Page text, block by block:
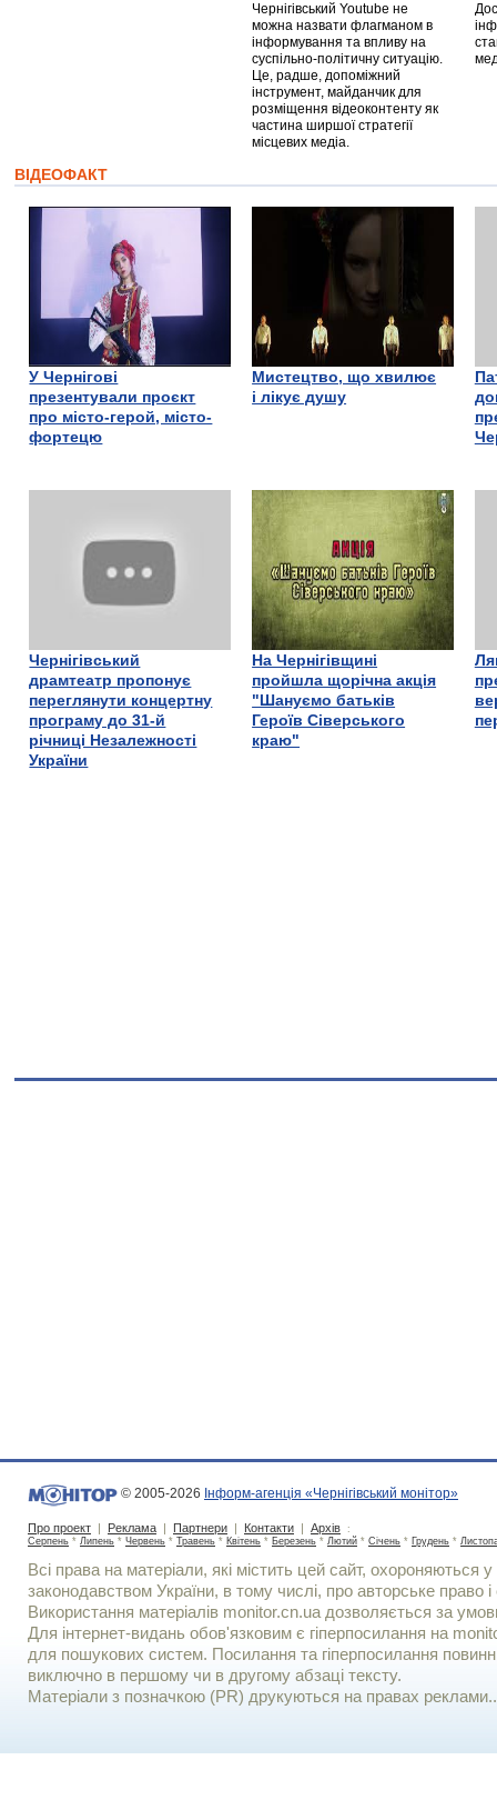
Чернігівський Youtube не
можна назвати флагманом в
інформування та впливу на
суспільно-політичну ситуацію.
Це, радше, допоміжний
інструмент, майданчик для
розміщення відеоконтенту як
частина ширшої стратегії
місцевих медіа.
ВІДЕОФАКТ
У Чернігові
презентували проєкт
про місто-герой, місто-
фортецю
Мистецтво, що хвилює
і лікує душу
Чернігівський
драмтеатр пропонує
переглянути концертну
програму до 31-й
річниці Незалежності
України
На Чернігівщині
пройшла щорічна акція
"Шануємо батьків
Героїв Сіверського
краю"
© 2005-2026 Інформ-агенція «Чернігівський монітор»
Про проект | Реклама | Партнери | Контакти | Архів :
Серпень * Липень * Червень * Травень * Квітень * Березень * Лютий * Січень * Грудень *
Всі права на матеріали, які містить цей сайт, охороняються у
законодавством України, в тому числі, про авторське право і
Використання матерiалiв monitor.cn.ua дозволяється за
Для iнтернет-видань обов'язковим є гiперпосилання на
для пошукових систем. Посилання та гіперпосилання
виключно в першому чи в другому абзаці тексту.
Матеріали з позначкою (PR) друкуються на правах реклами..